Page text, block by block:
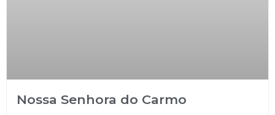
Nossa Senhora do Carmo